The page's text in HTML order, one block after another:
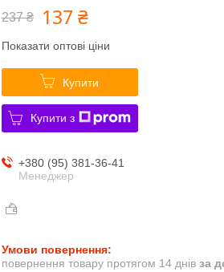
237 ₴ 137 ₴
Показати оптові ціни
Купити
Купити з
+380 (95) 381-36-41
Менеджер
повернення товару протягом 14 днів за